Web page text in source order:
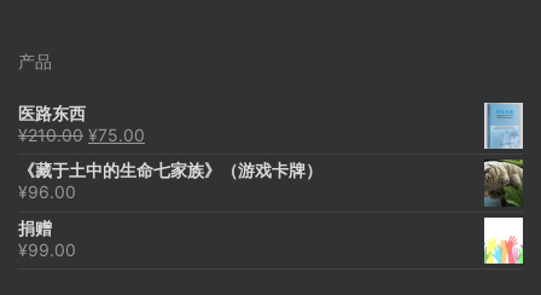
产品
医路东西
¥210.00 原
为：
¥75.00
价
《藏于土中的生命七家族》（游戏卡牌）
¥96.00
捐赠
¥99.00